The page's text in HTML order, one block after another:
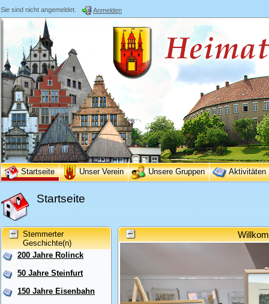
Sie sind nicht angemeldet. Anmelden
Startseite Unser Verein Unsere Gruppen Aktivitäten
Startseite
Stemmerter
Geschichte(n)
200 Jahre Rolinck
50 Jahre Steinfurt
150 Jahre Eisenbahn